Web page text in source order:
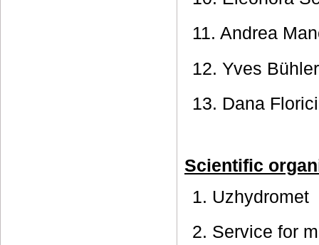
11. Andrea
12. Yves
13. Dana
Scientific
1. Uzhydromet
2. Service for